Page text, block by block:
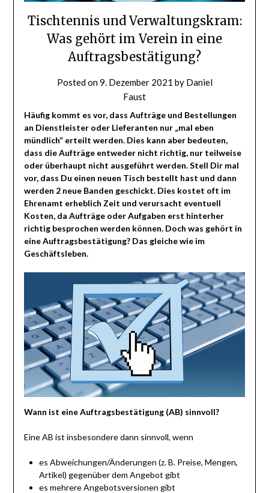
Tischtennis und Verwaltungskram:
Was gehört im Verein in eine
Auftragsbestätigung?
Posted on9. Dezember 2021 by Daniel
Faust
Häufig kommt es vor, dass Aufträge und Bestellungen
an Dienstleister oder Lieferanten nur „mal eben
mündlich“ erteilt werden. Dies kann aber bedeuten,
dass die Aufträge entweder nicht richtig, nur teilweise
oder überhaupt nicht ausgeführt werden. Stell Dir mal
vor, dass Du einen neuen Tisch bestellt hast und dann
werden 2 neue Banden geschickt. Dies kostet oft im
Ehrenamt erheblich Zeit und verursacht eventuell
Kosten, da Aufträge oder Aufgaben erst hinterher
richtig besprochen werden können. Doch was gehört in
eine Auftragsbestätigung? Das gleiche wie im
Geschäftsleben.
Wann ist eine Auftragsbestätigung (AB) sinnvoll?
Eine AB ist insbesondere dann sinnvoll, wenn
es Abweichungen/Änderungen (z. B. Preise, Mengen,
Artikel) gegenüber dem Angebot gibt
es mehrere Angebotsversionen gibt